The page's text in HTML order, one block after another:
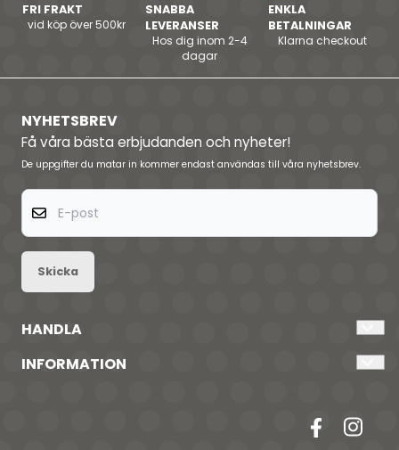
FRI FRAKT
vid köp över 500kr
SNABBA
LEVERANSER
Hos dig inom 2-4
dagar
ENKLA
BETALNINGAR
Klarna checkout
NYHETSBREV
Få våra bästa erbjudanden och nyheter!
De uppgifter du matar in kommer endast användas till våra nyhetsbrev.
E-post
Skicka
HANDLA
Kontakta oss
INFORMATION